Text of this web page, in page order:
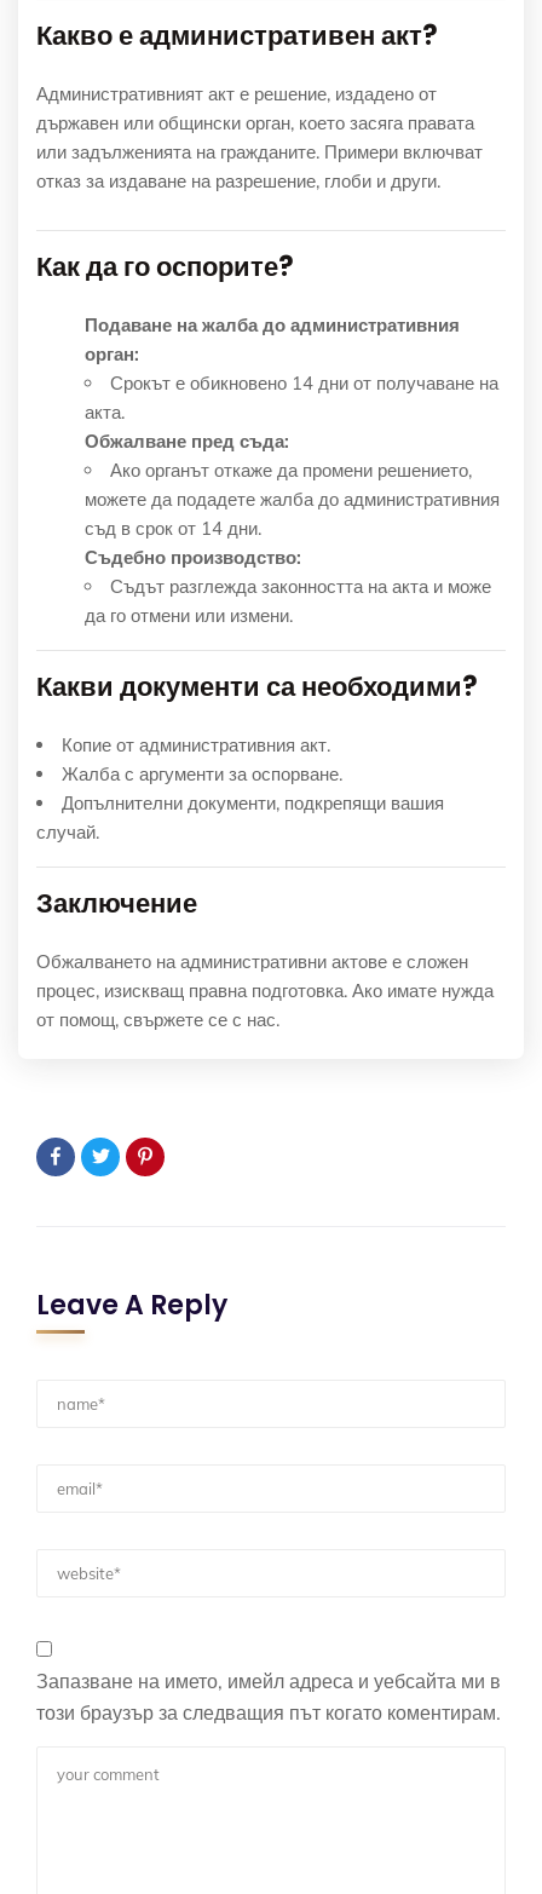
Какво е административен акт?
Административният акт е решение, издадено от
държавен или общински орган, което засяга правата
или задълженията на гражданите. Примери включват
отказ за издаване на разрешение, глоби и други.
Как да го оспорите?
Подаване на жалба до административния
орган:
Срокът е обикновено 14 дни от получаване на
акта.
Обжалване пред съда:
Ако органът откаже да промени решението,
можете да подадете жалба до административния
съд в срок от 14 дни.
Съдебно производство:
Съдът разглежда законността на акта и може
да го отмени или измени.
Какви документи са необходими?
Копие от административния акт.
Жалба с аргументи за оспорване.
Допълнителни документи, подкрепящи вашия
случай.
Заключение
Обжалването на административни актове е сложен
процес, изискващ правна подготовка. Ако имате нужда
от помощ, свържете се с нас.
Leave A Reply
Запазване на името, имейл адреса и уебсайта ми в
този браузър за следващия път когато коментирам.